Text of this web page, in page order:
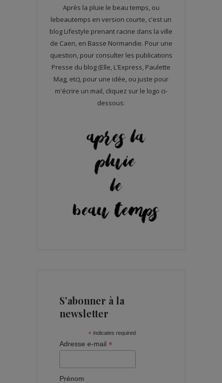
Après la pluie le beau temps, ou
lebeautemps en version courte, c'est un
blog Lifestyle prenant racine dans la ville
de Caen, en Basse Normandie. Pour une
question, pour consulter les publications
Presse du blog (Elle, L'Express, Paulette
Mag, etc), pour une idée, ou juste pour
m'écrire un mail, cliquez sur le logo ci-
dessous:
S'abonner à la
newsletter
* indicates required
Adresse e-mail *
Prénom